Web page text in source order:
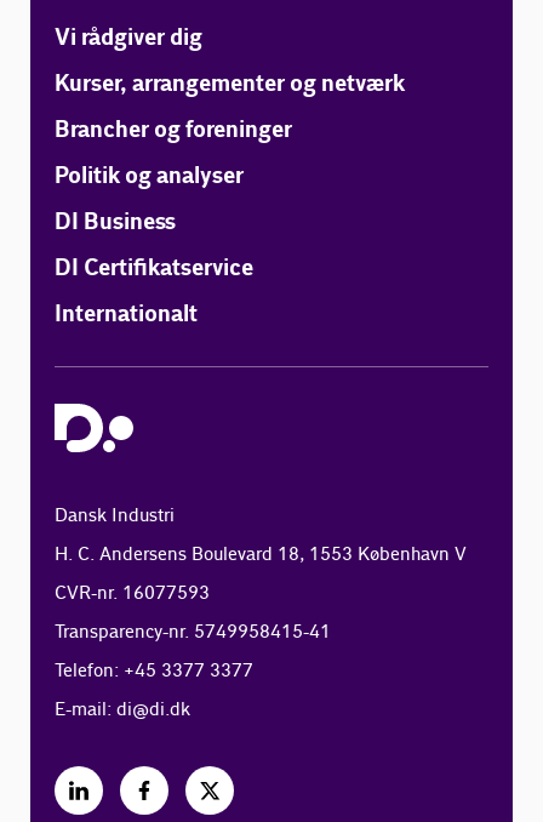
Vi rådgiver dig
Kurser, arrangementer og netværk
Brancher og foreninger
Politik og analyser
DI Business
DI Certifikatservice
Internationalt
Dansk Industri
H. C. Andersens Boulevard 18, 1553 København V
CVR-nr. 16077593
Transparency-nr. 5749958415-41
Telefon: +45 3377 3377
E-mail:di@di.dk